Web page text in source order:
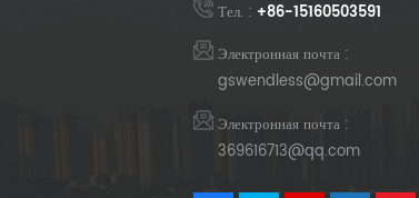
Тел. : +86-15160503591
Электронная почта :
gswendless@gmail.com
Электронная почта :
369616713@qq.com